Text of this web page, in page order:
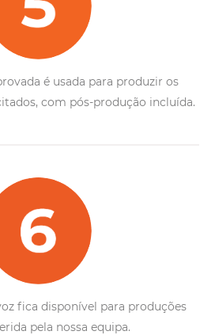
é usada para produzir os
com pós-produção incluída.
fica disponível para produções
pela nossa equipa.